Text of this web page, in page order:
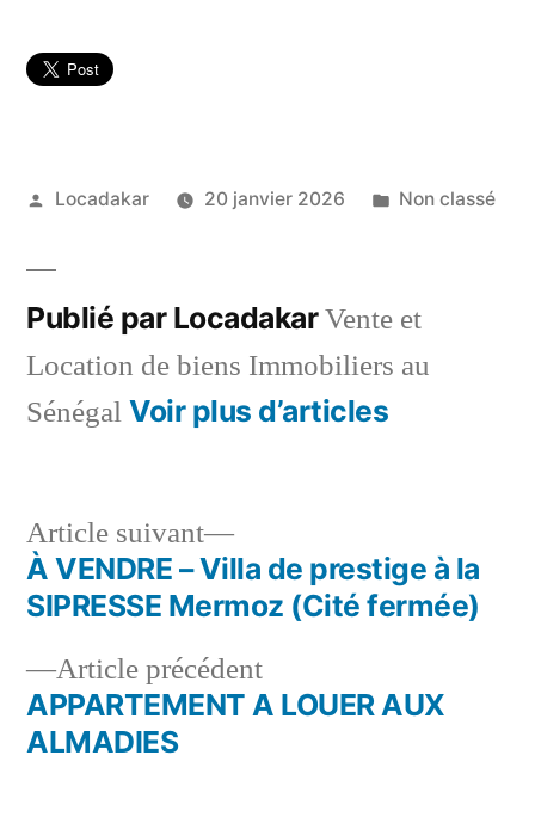
Publié
Locadakar 20 janvier 2026
Publié
Non classé
Publié par LocadakarVente et
Location de biens Immobiliers au
Sénégal Voir plus d’articles
Navigation
l’article
Article précédentArticle
précédent :
APPARTEMENT A LOUER AUX
ALMADIES
Article suivant
Article
suivant :
À VENDRE – Villa de prestige à la
SIPRESSE Mermoz (Cité fermée)